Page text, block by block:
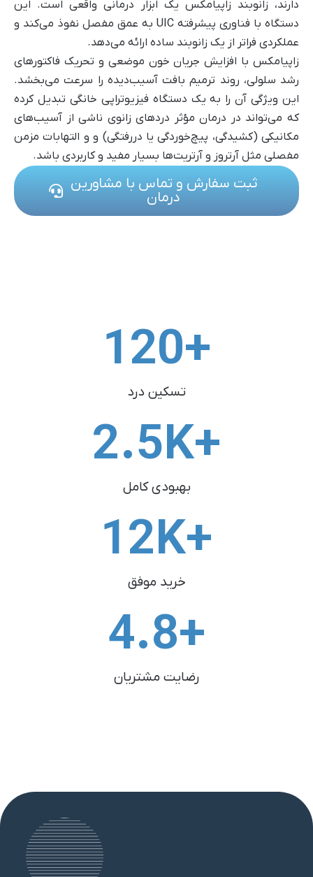
دارند، زانوبند زاپیامکس یک ابزار درمانی واقعی است. این
دستگاه با فناوری پیشرفته UIC به عمق مفصل نفوذ می‌کند و
عملکردی فراتر از یک زانوبند ساده ارائه می‌دهد.
زاپیامکس با افزایش جریان خون موضعی و تحریک فاکتورهای
رشد سلولی، روند ترمیم بافت آسیب‌دیده را سرعت می‌بخشد.
این ویژگی آن را به یک دستگاه فیزیوتراپی خانگی تبدیل کرده
که می‌تواند در درمان مؤثر دردهای زانوی ناشی از آسیب‌های
مکانیکی (کشیدگی، پیچ‌خوردگی یا دررفتگی) و و التهابات مزمن
مفصلی مثل آرتروز و آرتریت‌ها بسیار مفید و کاربردی باشد.
ثبت سفارش و تماس با مشاورین
درمان
تسکین درد
+
120
بهبودی کامل
+K
2.5
خرید موفق
+K
12
رضایت مشتریان
+
4.8